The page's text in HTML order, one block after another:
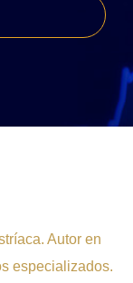
Autor en
especializados.